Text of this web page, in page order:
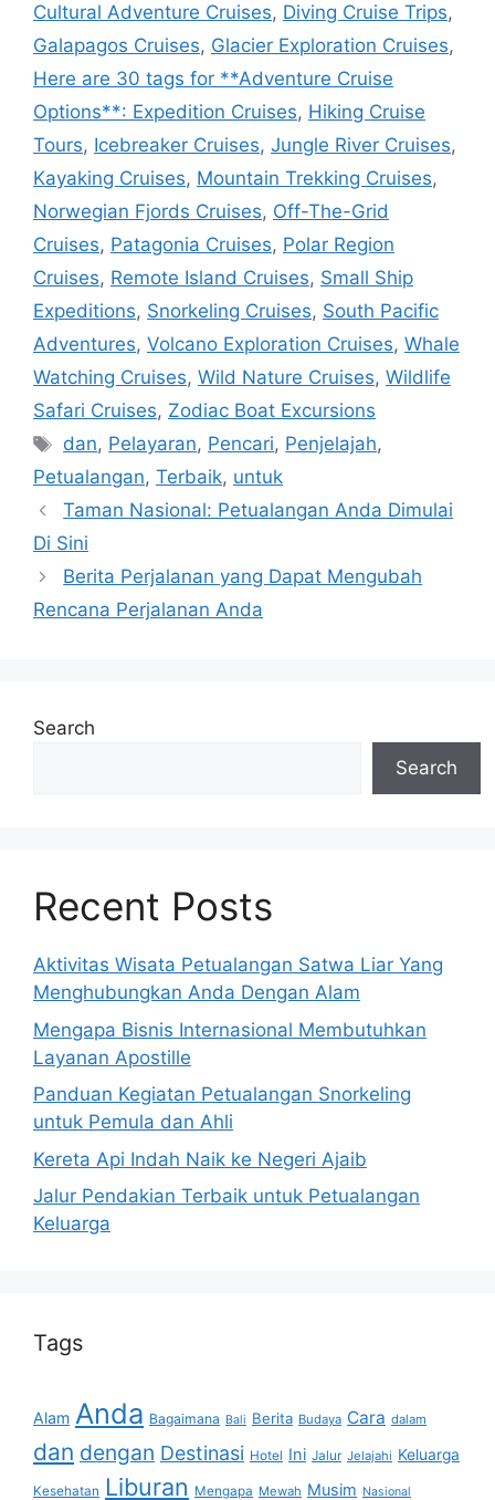
Cultural Adventure Cruises, Diving Cruise Trips,
Galapagos Cruises, Glacier Exploration Cruises,
Here are 30 tags for **Adventure Cruise
Options**: Expedition Cruises, Hiking Cruise
Tours, Icebreaker Cruises, Jungle River Cruises,
Kayaking Cruises, Mountain Trekking Cruises,
Norwegian Fjords Cruises, Off-The-Grid
Cruises, Patagonia Cruises, Polar Region
Cruises, Remote Island Cruises, Small Ship
Expeditions, Snorkeling Cruises, South Pacific
Adventures, Volcano Exploration Cruises, Whale
Watching Cruises, Wild Nature Cruises, Wildlife
Safari Cruises, Zodiac Boat Excursions
Tags
dan, Pelayaran, Pencari, Penjelajah,
Petualangan, Terbaik, untuk
Taman Nasional: Petualangan Anda Dimulai
Di Sini
Berita Perjalanan yang Dapat Mengubah
Rencana Perjalanan Anda
Search
Search
Recent Posts
Aktivitas Wisata Petualangan Satwa Liar Yang
Menghubungkan Anda Dengan Alam
Mengapa Bisnis Internasional Membutuhkan
Layanan Apostille
Panduan Kegiatan Petualangan Snorkeling
untuk Pemula dan Ahli
Kereta Api Indah Naik ke Negeri Ajaib
Jalur Pendakian Terbaik untuk Petualangan
Keluarga
Tags
Alam Anda Bagaimana Bali Berita Budaya Cara dalam
dan dengan Destinasi Hotel Ini Jalur Jelajahi Keluarga
Kesehatan Liburan Mengapa Mewah Musim Nasional